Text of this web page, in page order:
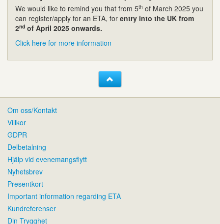
We would like to remind you that from 5th of March 2025 you
can register/apply for an ETA, for entry into the UK from
2nd of April 2025 onwards.
Click here for more information
Om oss/Kontakt
Villkor
GDPR
Delbetalning
Hjälp vid evenemangsflytt
Nyhetsbrev
Presentkort
Important information regarding ETA
Kundreferenser
Din Trygghet